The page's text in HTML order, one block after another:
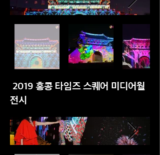
2019 홍콩 타임즈 스퀘어 미디어월
전시